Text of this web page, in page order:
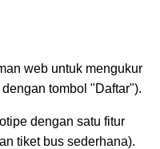
web untuk mengukur
tombol "Daftar").
dengan satu fitur
tiket bus sederhana).